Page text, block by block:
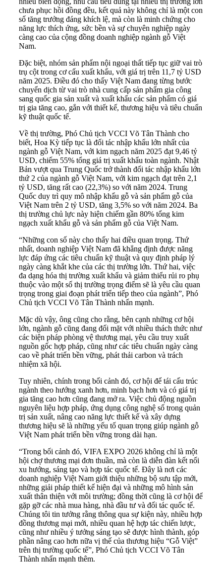
chưa phục hồi đồng đều, kết quả này không chỉ là một con
số tăng trưởng đáng khích lệ, mà còn là minh chứng cho
năng lực thích ứng, sức bền và sự chuyên nghiệp ngày
càng cao của cộng đồng doanh nghiệp ngành gỗ Việt
Nam.
Đặc biệt, nhóm sản phẩm nội ngoại thất tiếp tục giữ vai trò
trụ cột trong cơ cấu xuất khẩu, với giá trị trên 11,7 tỷ USD
năm 2025. Điều đó cho thấy Việt Nam đang từng bước
chuyển dịch từ vai trò nhà cung cấp sản phẩm gia công
sang quốc gia sản xuất và xuất khẩu các sản phẩm có giá
trị gia tăng cao, gắn với thiết kế, thương hiệu và tiêu chuẩn
kỹ thuật quốc tế.
Về thị trường, Phó Chủ tịch VCCI Võ Tân Thành cho
biết, Hoa Kỳ tiếp tục là đối tác nhập khẩu lớn nhất của
ngành gỗ Việt Nam, với kim ngạch năm 2025 đạt 9,46 tỷ
USD, chiếm 55% tổng giá trị xuất khẩu toàn ngành. Nhật
Bản vượt qua Trung Quốc trở thành đối tác nhập khẩu lớn
thứ 2 của ngành gỗ Việt Nam, với kim ngạch đạt trên 2,1
tỷ USD, tăng rất cao (22,3%) so với năm 2024. Trung
Quốc duy trì quy mô nhập khẩu gỗ và sản phẩm gỗ của
Việt Nam trên 2 tỷ USD, tăng 3,5% so với năm 2024. Ba
thị trường chủ lực này hiện chiếm gần 80% tổng kim
ngạch xuất khẩu gỗ và sản phẩm gỗ của Việt Nam.
“Những con số này cho thấy hai điều quan trọng. Thứ
nhất, doanh nghiệp Việt Nam đã khẳng định được năng
lực đáp ứng các tiêu chuẩn kỹ thuật và quy định pháp lý
ngày càng khắt khe của các thị trường lớn. Thứ hai, việc
đa dạng hóa thị trường xuất khẩu và giảm thiểu rủi ro phụ
thuộc vào một số thị trường trọng điểm sẽ là yêu cầu quan
trọng trong giai đoạn phát triển tiếp theo của ngành”, Phó
Chủ tịch VCCI Võ Tân Thành nhấn mạnh.
Mặc dù vậy, ông cũng cho rằng, bên cạnh những cơ hội
lớn, ngành gỗ cũng đang đối mặt với nhiều thách thức như
các biện pháp phòng vệ thương mại, yêu cầu truy xuất
nguồn gốc hợp pháp, cũng như các tiêu chuẩn ngày càng
cao về phát triển bền vững, phát thải carbon và trách
nhiệm xã hội.
Tuy nhiên, chính trong bối cảnh đó, cơ hội để tái cấu trúc
ngành theo hướng xanh hơn, minh bạch hơn và có giá trị
gia tăng cao hơn cũng đang mở ra. Việc chủ động nguồn
nguyên liệu hợp pháp, ứng dụng công nghệ số trong quản
trị sản xuất, nâng cao năng lực thiết kế và xây dựng
thương hiệu sẽ là những yếu tố quan trọng giúp ngành gỗ
Việt Nam phát triển bền vững trong dài hạn.
“Trong bối cảnh đó, VIFA EXPO 2026 không chỉ là một
hội chợ thương mại đơn thuần, mà còn là diễn đàn kết nối
xu hướng, sáng tạo và hợp tác quốc tế. Đây là nơi các
doanh nghiệp Việt Nam giới thiệu những bộ sưu tập mới,
những giải pháp thiết kế hiện đại và những mô hình sản
xuất thân thiện với môi trường; đồng thời cũng là cơ hội để
gặp gỡ các nhà mua hàng, nhà đầu tư và đối tác quốc tế.
Chúng tôi tin tưởng rằng thông qua sự kiện này, nhiều hợp
đồng thương mại mới, nhiều quan hệ hợp tác chiến lược,
cũng như nhiều ý tưởng sáng tạo sẽ được hình thành, góp
phần nâng cao hơn nữa vị thế của thương hiệu “Gỗ Việt”
trên thị trường quốc tế”, Phó Chủ tịch VCCI Võ Tân
Thành nhấn mạnh thêm.